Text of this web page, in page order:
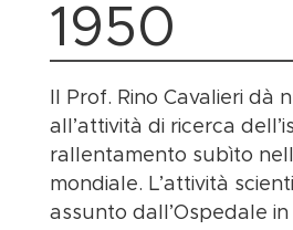
1950
Il Prof. Rino Cavalieri dà
all’attività di ricerca
rallentamento subìto
mondiale. L’attività
assunto dall’Ospedale